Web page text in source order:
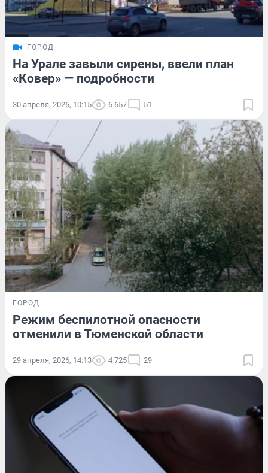
ГОРОД
На Урале завыли сирены, ввели план
«Ковер» — подробности
30 апреля, 2026, 10:15 6 657 51
ГОРОД
Режим беспилотной опасности
отменили в Тюменской области
29 апреля, 2026, 14:13 4 725 29